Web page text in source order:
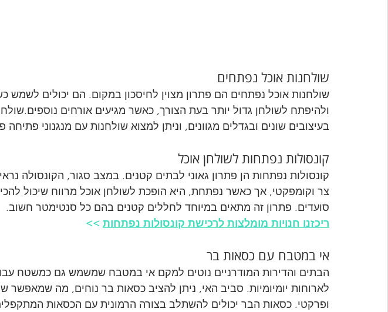
שולחנות אוכל נפתחים
שולחנות אוכל נפתחים הם פתרון מצוין לחיסכון במקום. הם יכולים לשמש
ולהיפתח לשולחן גדול יותר בעת הצורך, כאשר מגיעים אורחים
בעיצובים שונים ובגדלים מגוונים, וניתן למצוא שולחנות עם מנגנוני
קונסולות נפתחות לשולחן אוכל
קונסולות נפתחות הן פתרון גאוני לבתים קטנים. במצב סגור, הקונסולה
צר וקומפקטי, אך כאשר נפתחת, היא הופכת לשולחן אוכל מרווח שיכול
סועדים. פתרון זה מתאים במיוחד לחללים קטנים בהם כל סנטימטר חשוב.
ריכזנו חנויות מומלצות לרכישת קונסולות נפתחות >>
אי במטבח עם כסאות בר
הבתים והדירות המודרניים נוטים למקם אי במטבח שמשמש גם כמשטח
לארוחות יומיומיות. סביב האי, ניתן להציב כסאות בר נוחים, מה שמאפשר
ופרקטי. כסאות הבר יכולים להשתלב בצורה הרמונית עם הכסאות